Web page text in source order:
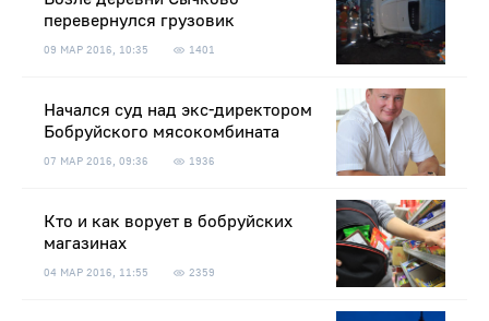
перевернулся грузовик
09 МАР 2016, 10:35 1401
Начался суд над экс-директором
Бобруйского мясокомбината
07 МАР 2016, 09:36 1936
Кто и как ворует в бобруйских
магазинах
04 МАР 2016, 11:55 2359